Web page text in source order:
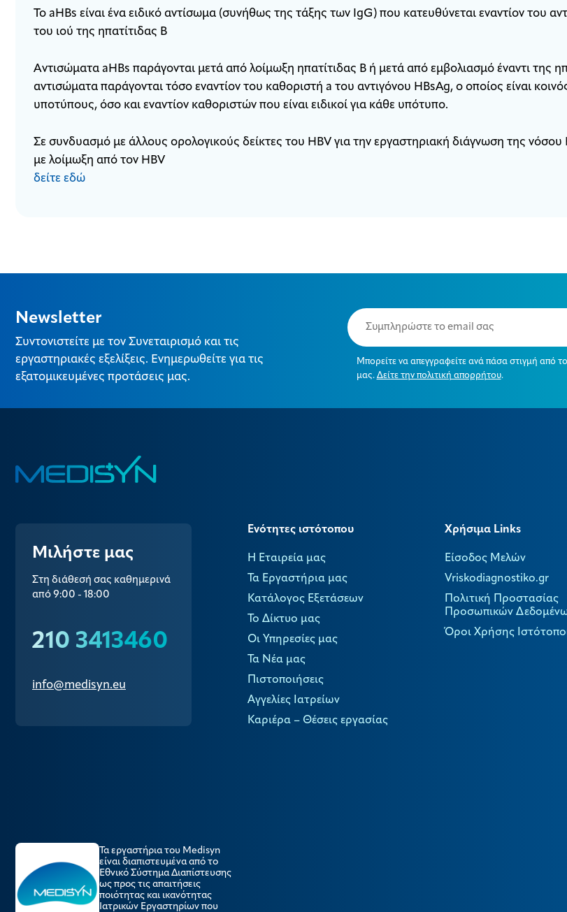
Το aHBs είναι ένα ειδικό αντίσωμα (συνήθως της τάξης των IgG) που κατευθύνεται εναντίον του
του ιού της ηπατίτιδας Β
Αντισώματα aHBs παράγονται μετά από λοίμωξη ηπατίτιδας Β ή μετά από εμβολιασμό έναντι της
αντισώματα παράγονται τόσο εναντίον του καθοριστή a του αντιγόνου HBsAg, ο οποίος είναι
υποτύπους, όσο και εναντίον καθοριστών που είναι ειδικοί για κάθε υπότυπο.
Σε συνδυασμό με άλλους ορολογικούς δείκτες του HBV για την εργαστηριακή διάγνωση της νόσου
με λοίμωξη από τον HBV
δείτε εδώ
Newsletter
Συντονιστείτε με τον Συνεταιρισμό και τις
εργαστηριακές εξελίξεις. Ενημερωθείτε για τις
εξατομικευμένες προτάσεις μας.
Email
(Required)
Μπορείτε να απεγγραφείτε ανά πάσα στιγμή από
μας. Δείτε την πολιτική απορρήτου.
Μιλήστε μας
Στη διάθεσή σας καθημερινά
από 9:00 - 18:00
210 3413460
info@medisyn.eu
Ενότητες ιστότοπου
Η Εταιρεία μας
Τα Εργαστήρια μας
Κατάλογος Εξετάσεων
Το Δίκτυο μας
Οι Υπηρεσίες μας
Τα Νέα μας
Πιστοποιήσεις
Αγγελίες Ιατρείων
Καριέρα – Θέσεις εργασίας
Χρήσιμα Links
Είσοδος Μελών
Vriskodiagnostiko.gr
Πολιτική Προστασίας
Προσωπικών
Όροι Χρήσης
Τα εργαστήρια του Medisyn
είναι διαπιστευμένα από το
Εθνικό Σύστημα Διαπίστευσης
ως προς τις απαιτήσεις
ποιότητας και ικανότητας
Ιατρικών Εργαστηρίων που